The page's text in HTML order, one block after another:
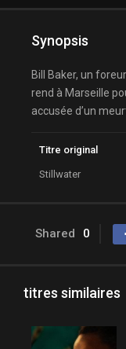
Synopsis
Bill Baker, un
rend à Marseille
accusée d’un
Titre original
Stillwater
Shared 0
titres similaires